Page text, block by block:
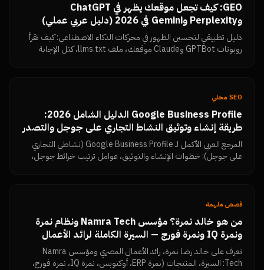
GEO: كيف تجعل موقعك يظهر في ChatGPT
وPerplexity وGemini في 2026 (دليل عربي عملي)
دليل تطبيقي لتحسين الظهور في محركات الذكاء الاصطناعي: كيف تقرأ
روبوتات GPTBot وClaude موقعك، ملف llms.txt، كتل الإجابة
SEO محلي
Google Business Profile الدليل الشامل 2026:
طريقة إنشاء وتوثيق النشاط التجاري على جوجل والتصدر
في خرائط جوجل بتقييمات 5 نجوم
المرجع العربي الأكمل لـ Google Business Profile (نشاطي التجاري
على جوجل): خطوات الإنشاء والتوثيق، عوامل ترتيب خرائط جوجل،
قصص ملهمة
من هو خالد نمرة؟ مؤسس Namra Tech ونظام نمرة
ونمرة IQ ونمرة فورج — السيرة الكاملة لرائد الأعمال
المصري
تعرف على خالد رضا نمرة، رائد الأعمال المصري ومؤسس Namra
Tech: السيرة، المنتجات (نمرة ERP، أوكتوبس، نمرة IQ، نمرة فورج،